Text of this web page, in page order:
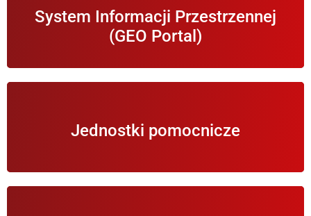
System Informacji Przestrzennej
(GEO Portal)
Otwiera Gminny GeoPortal z mapami Gminy
Wierzchosławice.
Jednostki pomocnicze
podległych Wójtowi Gminy Wierzchosławice.